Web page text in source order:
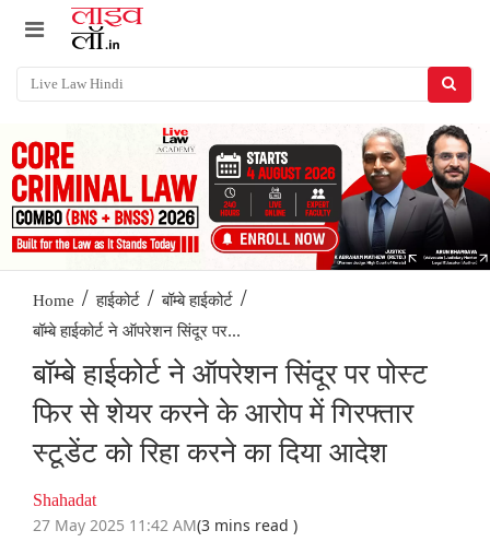
Home / हाईकोर्ट / बॉम्बे हाईकोर्ट /
बॉम्बे हाईकोर्ट ने ऑपरेशन सिंदूर पर...
बॉम्बे हाईकोर्ट ने ऑपरेशन सिंदूर पर पोस्ट
फिर से शेयर करने के आरोप में गिरफ्तार
स्टूडेंट को रिहा करने का दिया आदेश
Shahadat
27 May 2025 11:42 AM(3 mins read )